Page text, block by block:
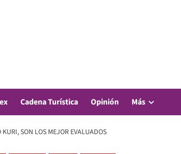
Cadena Turística Opinión Más
SON LOS MEJOR EVALUADOS